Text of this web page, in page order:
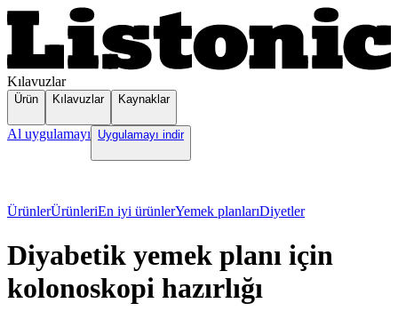
Kılavuzlar
Ürün Kılavuzlar Kaynaklar
Al uygulamayı Uygulamayı indir
ÜrünlerÜrünleriEn iyi ürünlerYemek planlarıDiyetler
Diyabetik yemek planı için
kolonoskopi hazırlığı